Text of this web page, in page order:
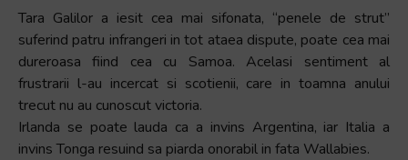
Tara Galilor a iesit cea mai sifonata, “penele de strut”
suferind patru infrangeri in tot ataea dispute, poate cea mai
dureroasa fiind cea cu Samoa. Acelasi sentiment al
frustrarii l-au incercat si scotienii, care in toamna anului
trecut nu au cunoscut victoria.
Irlanda se poate lauda ca a invins Argentina, iar Italia a
invins Tonga resuind sa piarda onorabil in fata Wallabies.